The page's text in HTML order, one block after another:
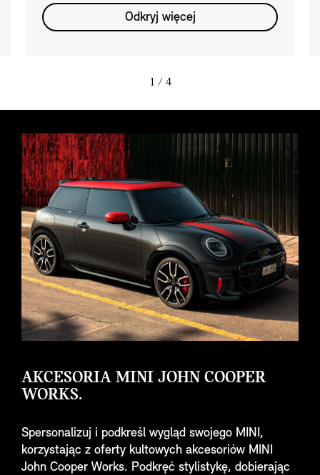
Odkryj więcej
1 / 4
AKCESORIA MINI JOHN COOPER
WORKS.
Spersonalizuj i podkreśl wygląd swojego MINI,
korzystając z oferty kultowych akcesoriów MINI
John Cooper Works. Podkręć stylistykę, dobierając